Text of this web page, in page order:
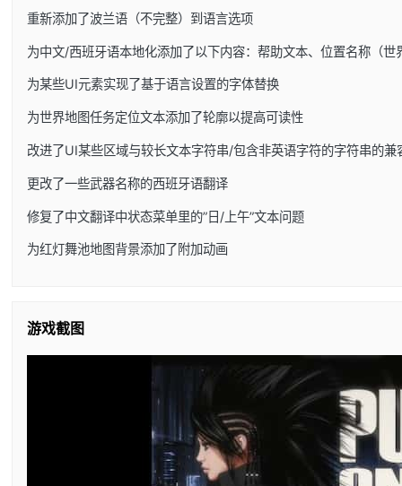
重新添加了波兰语（不完整）到语言选项
为中文/西班牙语本地化添加了以下内容：帮助文本、位置名称（
为某些UI元素实现了基于语言设置的字体替换
为世界地图任务定位文本添加了轮廓以提高可读性
改进了UI某些区域与较长文本字符串/包含非英语字符的字符串的兼
更改了一些武器名称的西班牙语翻译
修复了中文翻译中状态菜单里的”日/上午”文本问题
为红灯舞池地图背景添加了附加动画
游戏截图